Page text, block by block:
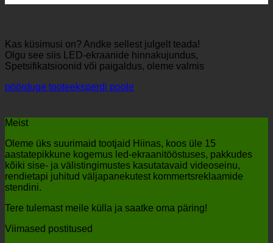
Kas küsimusi on? Andke sellest julgelt teada!
Olgu see siis LED-ekraanide hinnakujundus,
Spetsifikatsioonid või paigaldus, oleme valmis
pöörduge tooteeksperdi poole
Meist
Oleme üks suurimaid tootjaid Hiinas, koos üle 15
aastatepikkune kogemus led-ekraanitööstuses, pakkudes
kõiki sise- ja välistingimustes kasutatavaid videoseinu,
rendietapi juhitud väljapanekutest kommertsreklaamide
stendini.
Tere tulemast meile külla ja saatke oma päring!
Viimased postitused